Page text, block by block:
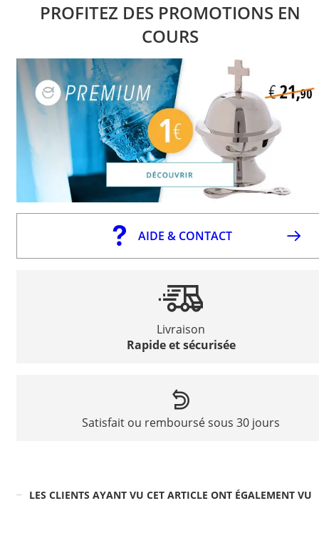
PROFITEZ DES PROMOTIONS EN
COURS
AIDE & CONTACT
Livraison
Rapide et sécurisée
Satisfait ou remboursé sous 30 jours
LES CLIENTS AYANT VU CET ARTICLE ONT ÉGALEMENT VU